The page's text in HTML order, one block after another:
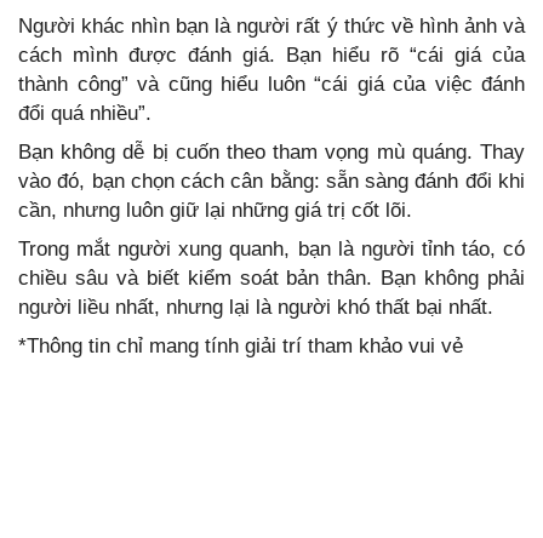
Người khác nhìn bạn là người rất ý thức về hình ảnh và
cách mình được đánh giá. Bạn hiểu rõ “cái giá của
thành công” và cũng hiểu luôn “cái giá của việc đánh
đổi quá nhiều”.
Bạn không dễ bị cuốn theo tham vọng mù quáng. Thay
vào đó, bạn chọn cách cân bằng: sẵn sàng đánh đổi khi
cần, nhưng luôn giữ lại những giá trị cốt lõi.
Trong mắt người xung quanh, bạn là người tỉnh táo, có
chiều sâu và biết kiểm soát bản thân. Bạn không phải
người liều nhất, nhưng lại là người khó thất bại nhất.
*Thông tin chỉ mang tính giải trí tham khảo vui vẻ